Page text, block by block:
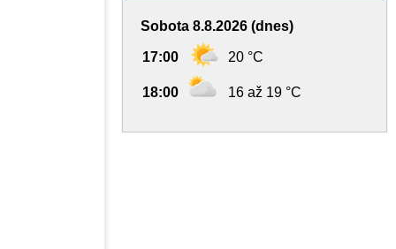
Sobota 8.8.2026 (dnes)
17:00 20 °C
18:00 16 až 19 °C